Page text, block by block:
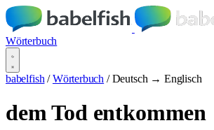
Wörterbuch
babelfish / Wörterbuch / Deutsch → Englisch
dem Tod entkommen